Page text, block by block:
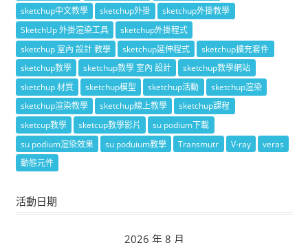
sketchup中文教學
sketchup外掛
sketchup外掛教學
SketchUp 外掛渲染工具
sketchup外掛程式
sketchup 室內 設計 教學
sketchup延伸程式
sketchup擴充套件
sketchup教學
sketchup教學 室內 設計
sketchup教學網站
sketchup 材質
sketchup模型 sketchup活動
sketchup渲染
sketchup渲染教學
sketchup線上教學
sketchup課程
sketcup教學
sketcup教學影片
su podium下載
su podium渲染效果
su poduium教學 Transmutr V-ray
veras
動態元件
活動日期
2026 年 8 月